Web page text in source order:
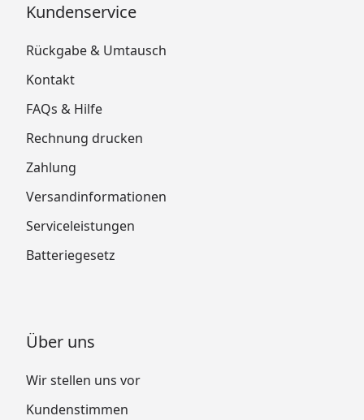
Kundenservice
Rückgabe & Umtausch
Kontakt
FAQs & Hilfe
Rechnung drucken
Zahlung
Versandinformationen
Serviceleistungen
Batteriegesetz
Über uns
Wir stellen uns vor
Kundenstimmen